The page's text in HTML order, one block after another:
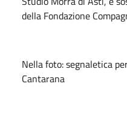
della Fondazione
Nella foto: segnaletica
Cantarana